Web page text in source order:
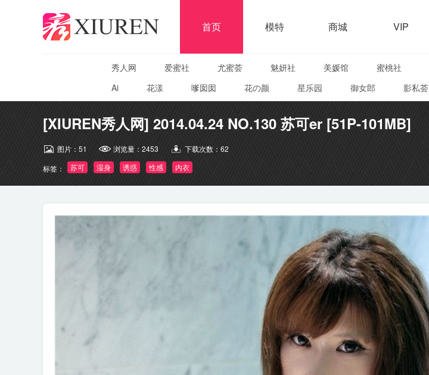
首页 模特 商城 VIP
秀人网 爱蜜社 尤蜜荟 魅妍社 美媛馆 蜜桃社
Ai
花漾 嗲囡囡 花の颜 星乐园 御女郎 影私荟
[XIUREN秀人网] 2014.04.24 NO.130 苏可er [51P-101MB]
图片： 51 浏览量： 2453 下载次数： 62
标签：
苏可 湿身 诱惑 性感 内衣